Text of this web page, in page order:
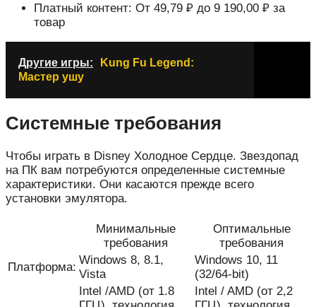
Платный контент: От 49,79 ₽ до 9 190,00 ₽ за
товар
Другие игры:
Kung Fu Legend:
Мастер ушу
Системные требования
Чтобы играть в Disney Холодное Сердце. Звездопад
на ПК вам потребуются определенные системные
характеристики. Они касаются прежде всего
установки эмулятора.
Минимальные
требования
Оптимальные
требования
Платформа:
Windows 8, 8.1,
Vista
Windows 10, 11
(32/64-bit)
Intel /AMD (от 1.8
Intel / AMD (от 2,2